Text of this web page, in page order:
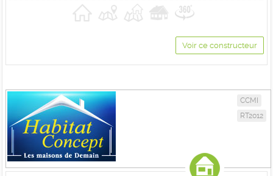
Voir ce constructeur
CCMI
RT2012